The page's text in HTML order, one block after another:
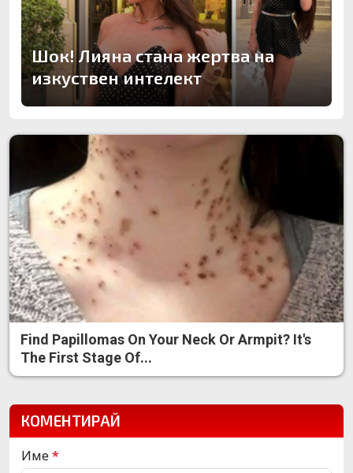
Шок! Лияна стана жертва на
изкуствен интелект
Find Papillomas On Your Neck Or Armpit? It's
The First Stage Of...
КОМЕНТИРАЙ
Име*